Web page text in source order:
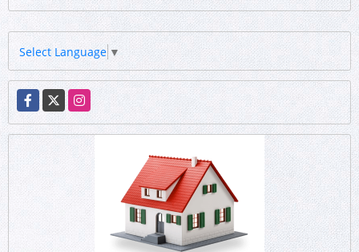
Select Language▼
Facebook
X Instagram